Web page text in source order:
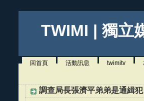
TWIMI | 獨立
回首頁 活動訊息 twimitv
調查局長張濟平弟弟是通緝